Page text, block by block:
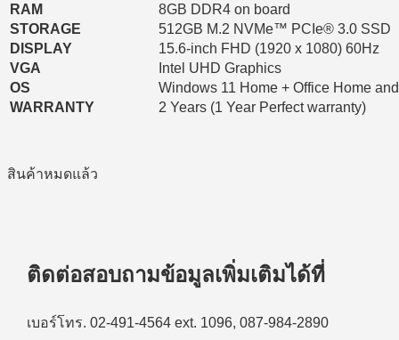
RAM
8GB DDR4 on board
STORAGE
512GB M.2 NVMe™ PCIe® 3.0 SSD
DISPLAY
15.6-inch FHD (1920 x 1080) 60Hz
VGA
Intel UHD Graphics
OS
Windows 11 Home + Office Home
WARRANTY
2 Years (1 Year Perfect warranty)
สินค้าหมดแล้ว
ติดต่อสอบถามข้อมูลเพิ่มเติมได้ที่
เบอร์โทร. 02-491-4564 ext. 1096, 087-984-2890